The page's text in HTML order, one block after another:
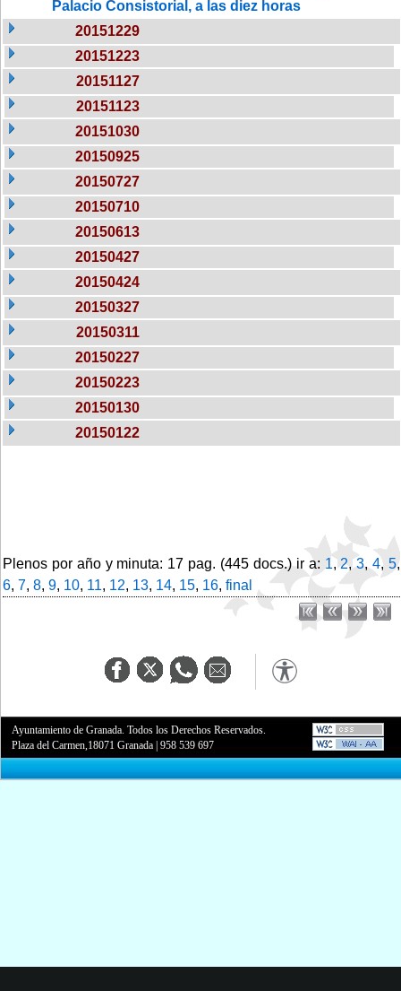
Palacio Consistorial, a las diez horas
20151229
20151223
20151127
20151123
20151030
20150925
20150727
20150710
20150613
20150427
20150424
20150327
20150311
20150227
20150223
20150130
20150122
Plenos por año y minuta: 17 pag. (445 docs.) ir a: 1,2,3,4,5,
6, 7, 8, 9, 10, 11, 12, 13, 14, 15, 16, final
Ayuntamiento de Granada. Todos los Derechos Reservados.
Plaza del Carmen,18071 Granada |958 539 697